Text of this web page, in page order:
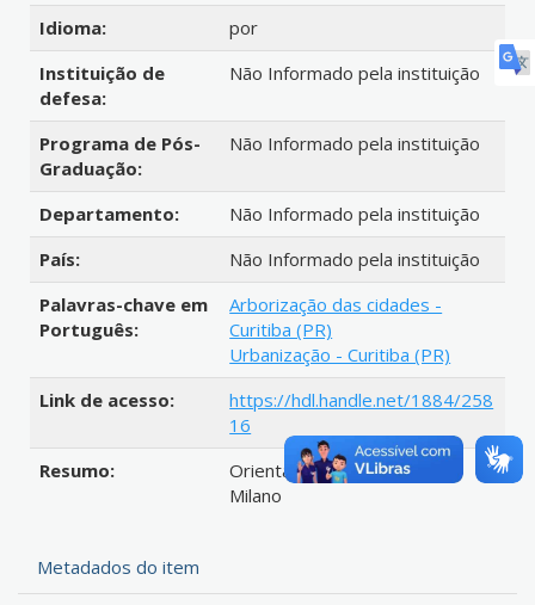
Idioma:
por
Instituição de
defesa:
Não Informado pela instituição
Programa de Pós-
Graduação:
Não Informado pela instituição
Departamento:
Não Informado pela instituição
País:
Não Informado pela instituição
Palavras-chave em
Português:
Arborização das cidades -
Curitiba (PR)
Urbanização - Curitiba (PR)
Link de acesso:
https://hdl.handle.net/1884/258
16
Resumo:
Orientador: Miguel Serediuk
Milano
Metadados do item